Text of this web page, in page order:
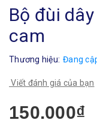
Bộ đùi
cam
Thương hiệu: Đang
Viết đánh giá của bạn
150.000₫